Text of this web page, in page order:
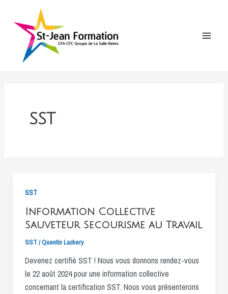
contenu
SST
SST
Information Collective
Sauveteur Secourisme au Travail
SST/Quentin Lachery
Devenez certifié SST ! Nous vous donnons rendez-vous
le 22 août 2024 pour une information collective
concernant la certification SST. Nous vous présenterons